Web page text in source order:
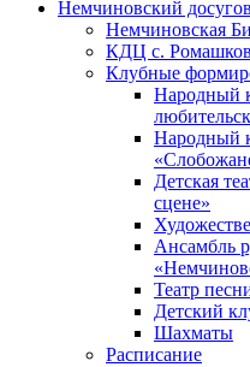
Немчиновский
Немчиновская
КДЦ с.
Клубные
Народный
Народный
Детская
сцене»
Ансамбль
Театр
Детский
Шахматы
Расписание